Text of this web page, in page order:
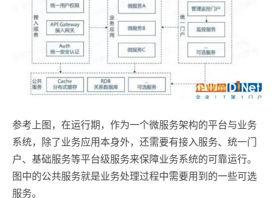
参考上图，在运行期，作为一个微服务架构的平台与业务
系统，除了业务应用本身外，还需要有接入服务、统一门
户、基础服务等平台级服务来保障业务系统的可靠运行。
图中的公共服务就是业务处理过程中需要用到的一些可选
服务。